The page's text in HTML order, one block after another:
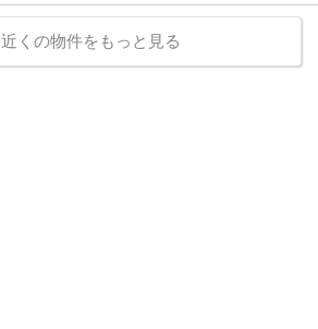
近くの物件をもっと見る